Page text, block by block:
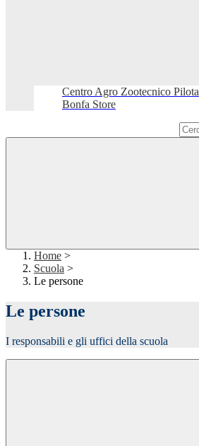
Centro Agro Zootecnico Pilota
Bonfa Store
Home >
Scuola >
Le persone
Le persone
I responsabili e gli uffici della scuola